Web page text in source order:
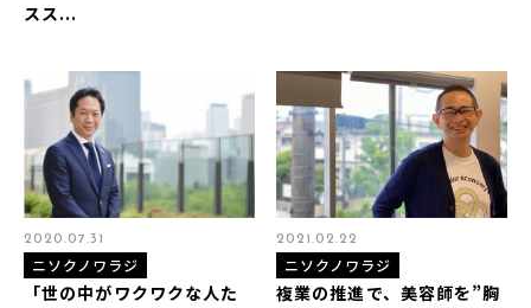
スス...
「世の中がワクワクな人た
2020.07.31
ニソクノワラジ
複業の推進で、美容師を”胸
2021.02.22
ニソクノワラジ